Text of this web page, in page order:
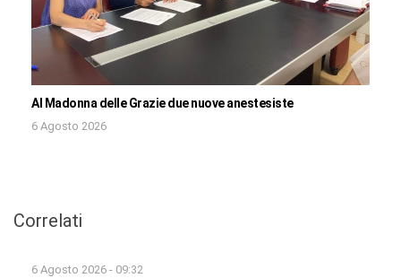
Al Madonna delle Grazie due nuove anestesiste
6 Agosto 2026
Correlati
6 Agosto 2026 - 09:32